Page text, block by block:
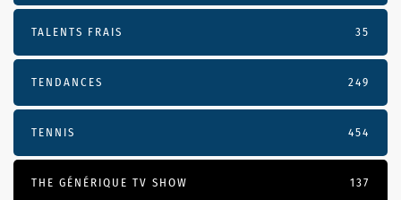
TALENTS FRAIS 35
TENDANCES 249
TENNIS 454
THE GÉNÉRIQUE TV SHOW 137